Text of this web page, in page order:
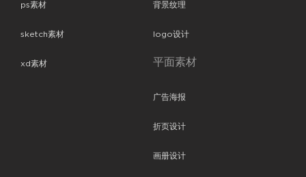
ps素材
sketch素材
xd素材
背景纹理
logo设计
平面素材
广告海报
折页设计
画册设计